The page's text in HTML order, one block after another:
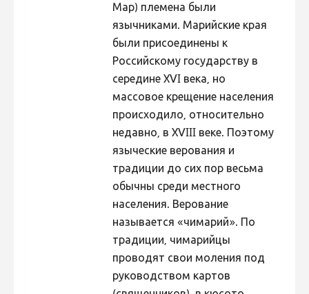
Фотоконкурс 2010
Фотоконкурс 2009
Фотоконкурс 2008
Мар) племена были
язычниками. Марийские края
были присоединены к
Российскому государству в
середине XVI века, но
массовое крещение населения
происходило, относительно
недавно, в XVIII веке. Поэтому
языческие верования и
традиции до сих пор весьма
обычны среди местного
населения. Верование
называется «чимарий». По
традиции, чимарийцы
проводят свои моления под
руководством картов